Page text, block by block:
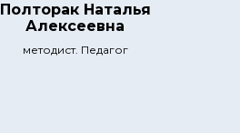
Полторак Наталья
Алексеевна
методист. Педагог